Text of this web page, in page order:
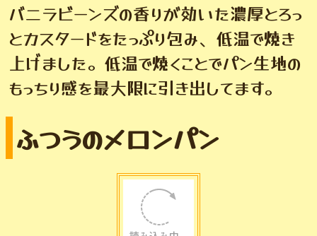
バニラビーンズの香りが効いた濃厚とろっ
とカスタードをたっぷり包み、低温で焼き
上げました。低温で焼くことでパン生地の
もっちり感を最大限に引き出してます。
ふつうのメロンパン